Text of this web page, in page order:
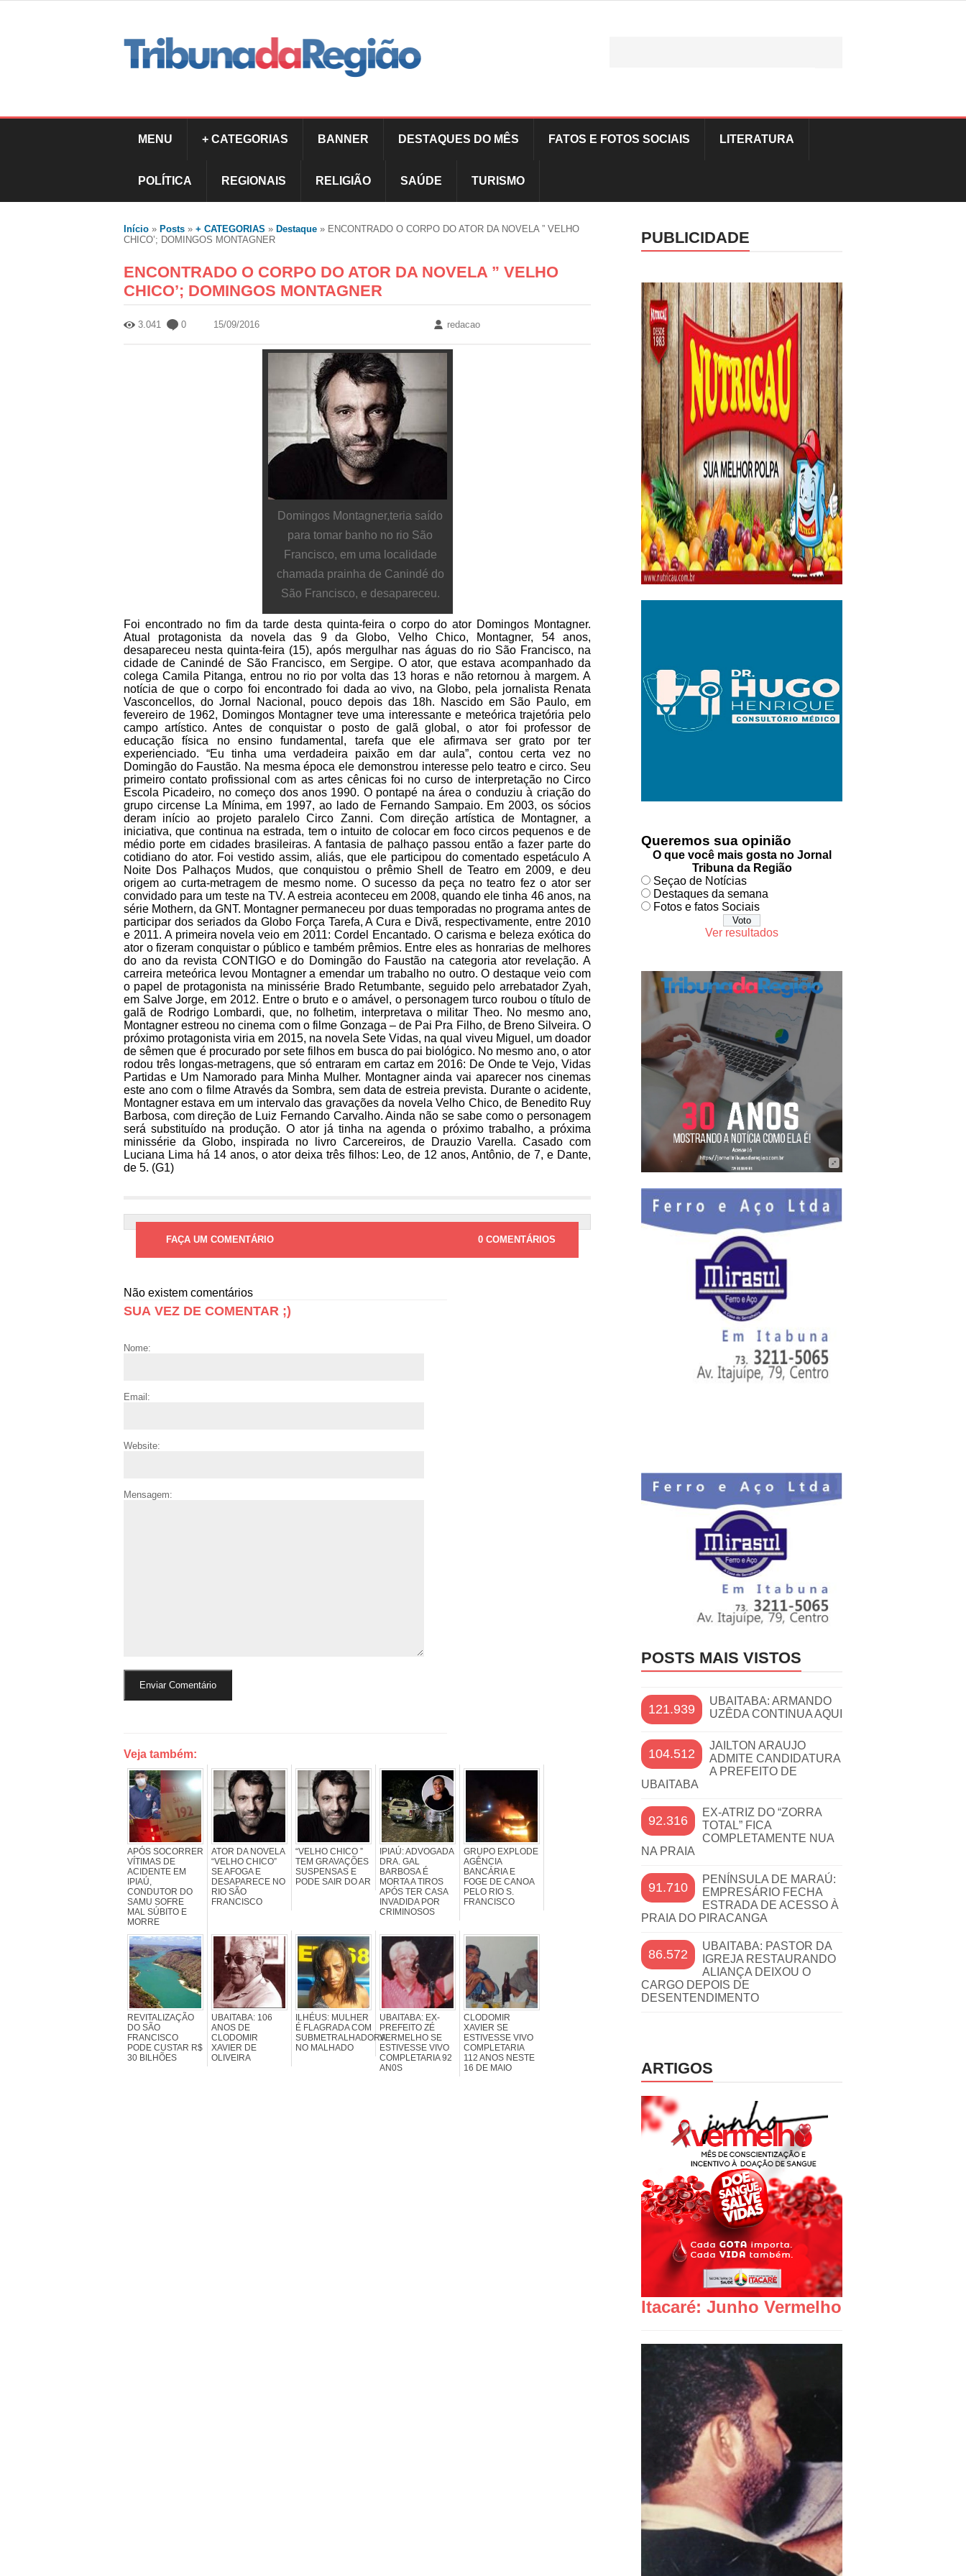
MENU + CATEGORIAS BANNER DESTAQUES DO MÊS FATOS E FOTOS SOCIAIS LITERATURA
POLÍTICA REGIONAIS RELIGIÃO SAÚDE TURISMO
Início » Posts » + CATEGORIAS » Destaque » ENCONTRADO O CORPO DO ATOR DA NOVELA ” VELHO
CHICO’; DOMINGOS MONTAGNER
ENCONTRADO O CORPO DO ATOR DA NOVELA ” VELHO
CHICO’; DOMINGOS MONTAGNER
3.041 0 15/09/2016 redacao
Domingos Montagner,teria saído
para tomar banho no rio São
Francisco, em uma localidade
chamada prainha de Canindé do
São Francisco, e desapareceu.
Foi encontrado no fim da tarde desta quinta-feira o corpo do ator Domingos Montagner.
Atual protagonista da novela das 9 da Globo, Velho Chico, Montagner, 54 anos,
desapareceu nesta quinta-feira (15), após mergulhar nas águas do rio São Francisco, na
cidade de Canindé de São Francisco, em Sergipe. O ator, que estava acompanhado da
colega Camila Pitanga, entrou no rio por volta das 13 horas e não retornou à margem. A
notícia de que o corpo foi encontrado foi dada ao vivo, na Globo, pela jornalista Renata
Vasconcellos, do Jornal Nacional, pouco depois das 18h. Nascido em São Paulo, em
fevereiro de 1962, Domingos Montagner teve uma interessante e meteórica trajetória pelo
campo artístico. Antes de conquistar o posto de galã global, o ator foi professor de
educação física no ensino fundamental, tarefa que ele afirmava ser grato por ter
experienciado. “Eu tinha uma verdadeira paixão em dar aula”, contou certa vez no
Domingão do Faustão. Na mesma época ele demonstrou interesse pelo teatro e circo. Seu
primeiro contato profissional com as artes cênicas foi no curso de interpretação no Circo
Escola Picadeiro, no começo dos anos 1990. O pontapé na área o conduziu à criação do
grupo circense La Mínima, em 1997, ao lado de Fernando Sampaio. Em 2003, os sócios
deram início ao projeto paralelo Circo Zanni. Com direção artística de Montagner, a
iniciativa, que continua na estrada, tem o intuito de colocar em foco circos pequenos e de
médio porte em cidades brasileiras. A fantasia de palhaço passou então a fazer parte do
cotidiano do ator. Foi vestido assim, aliás, que ele participou do comentado espetáculo A
Noite Dos Palhaços Mudos, que conquistou o prêmio Shell de Teatro em 2009, e deu
origem ao curta-metragem de mesmo nome. O sucesso da peça no teatro fez o ator ser
convidado para um teste na TV. A estreia aconteceu em 2008, quando ele tinha 46 anos, na
série Mothern, da GNT. Montagner permaneceu por duas temporadas no programa antes de
participar dos seriados da Globo Força Tarefa, A Cura e Divã, respectivamente, entre 2010
e 2011. A primeira novela veio em 2011: Cordel Encantado. O carisma e beleza exótica do
ator o fizeram conquistar o público e também prêmios. Entre eles as honrarias de melhores
do ano da revista CONTIGO e do Domingão do Faustão na categoria ator revelação. A
carreira meteórica levou Montagner a emendar um trabalho no outro. O destaque veio com
o papel de protagonista na minissérie Brado Retumbante, seguido pelo arrebatador Zyah,
em Salve Jorge, em 2012. Entre o bruto e o amável, o personagem turco roubou o título de
galã de Rodrigo Lombardi, que, no folhetim, interpretava o militar Theo. No mesmo ano,
Montagner estreou no cinema com o filme Gonzaga – de Pai Pra Filho, de Breno Silveira. O
próximo protagonista viria em 2015, na novela Sete Vidas, na qual viveu Miguel, um doador
de sêmen que é procurado por sete filhos em busca do pai biológico. No mesmo ano, o ator
rodou três longas-metragens, que só entraram em cartaz em 2016: De Onde te Vejo, Vidas
Partidas e Um Namorado para Minha Mulher. Montagner ainda vai aparecer nos cinemas
este ano com o filme Através da Sombra, sem data de estreia prevista. Durante o acidente,
Montagner estava em um intervalo das gravações da novela Velho Chico, de Benedito Ruy
Barbosa, com direção de Luiz Fernando Carvalho. Ainda não se sabe como o personagem
será substituído na produção. O ator já tinha na agenda o próximo trabalho, a próxima
minissérie da Globo, inspirada no livro Carcereiros, de Drauzio Varella. Casado com
Luciana Lima há 14 anos, o ator deixa três filhos: Leo, de 12 anos, Antônio, de 7, e Dante,
de 5. (G1)
FAÇA UM COMENTÁRIO 0 COMENTÁRIOS
Não existem comentários
SUA VEZ DE COMENTAR ;)
Nome:
Email:
Website:
Mensagem:
Veja também:
APÓS SOCORRER
VÍTIMAS DE
ACIDENTE EM
IPIAÚ,
CONDUTOR DO
SAMU SOFRE
MAL SÚBITO E
MORRE
ATOR DA NOVELA
“VELHO CHICO”
SE AFOGA E
DESAPARECE NO
RIO SÃO
FRANCISCO
“VELHO CHICO ”
TEM GRAVAÇÕES
SUSPENSAS E
PODE SAIR DO AR
IPIAÚ: ADVOGADA
DRA. GAL
BARBOSA É
MORTA A TIROS
APÓS TER CASA
INVADIDA POR
CRIMINOSOS
GRUPO EXPLODE
AGÊNCIA
BANCÁRIA E
FOGE DE CANOA
PELO RIO S.
FRANCISCO
REVITALIZAÇÃO
DO SÃO
FRANCISCO
PODE CUSTAR R$
30 BILHÕES
UBAITABA: 106
ANOS DE
CLODOMIR
XAVIER DE
OLIVEIRA
ILHÉUS: MULHER
É FLAGRADA COM
SUBMETRALHADORA
NO MALHADO
UBAITABA: EX-
PREFEITO ZÉ
VERMELHO SE
ESTIVESSE VIVO
COMPLETARIA 92
AN0S
CLODOMIR
XAVIER SE
ESTIVESSE VIVO
COMPLETARIA
112 ANOS NESTE
16 DE MAIO
PUBLICIDADE
Queremos sua opinião
O que você mais gosta no Jornal
Tribuna da Região
Seçao de Notícias
Destaques da semana
Fotos e fatos Sociais
Ver resultados
POSTS MAIS VISTOS
121.939
UBAITABA: ARMANDO
UZÊDA CONTINUA AQUI
104.512
JAILTON ARAUJO
ADMITE CANDIDATURA
A PREFEITO DE
UBAITABA
92.316
EX-ATRIZ DO “ZORRA
TOTAL” FICA
COMPLETAMENTE NUA
NA PRAIA
91.710
PENÍNSULA DE MARAÚ:
EMPRESÁRIO FECHA
ESTRADA DE ACESSO À
PRAIA DO PIRACANGA
86.572
UBAITABA: PASTOR DA
IGREJA RESTAURANDO
ALIANÇA DEIXOU O
CARGO DEPOIS DE
DESENTENDIMENTO
ARTIGOS
Itacaré: Junho Vermelho